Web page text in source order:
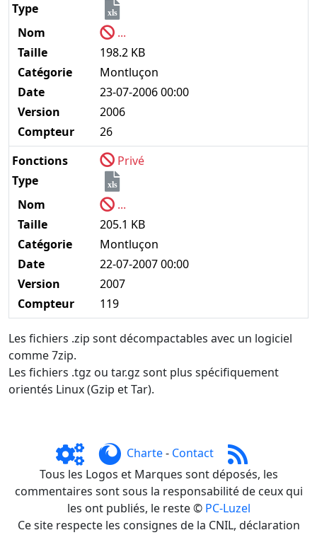
Type
xls
Nom
...
Taille
198.2 KB
Catégorie
Montluçon
Date
23-07-2006 00:00
Version
2006
Compteur
26
Fonctions
Privé
Type
xls
Nom
...
Taille
205.1 KB
Catégorie
Montluçon
Date
22-07-2007 00:00
Version
2007
Compteur
119
Les fichiers .zip sont décompactables avec un logiciel
comme 7zip.
Les fichiers .tgz ou tar.gz sont plus spécifiquement
orientés Linux (Gzip et Tar).
Charte- Contact
Tous les Logos et Marques sont déposés, les
commentaires sont sous la responsabilité de ceux qui
les ont publiés, le reste © PC-Luzel
Ce site respecte les consignes de la CNIL, déclaration